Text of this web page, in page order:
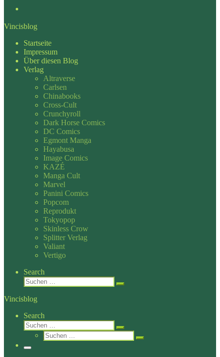
Vincisblog
Startseite
Impressum
Über diesen Blog
Verlag
Altraverse
Carlsen
Chinabooks
Cross-Cult
Crunchyroll
Dark Horse Comics
DC Comics
Egmont Manga
Hayabusa
Image Comics
KAZÉ
Manga Cult
Marvel
Panini Comics
Popcom
Reprodukt
Tokyopop
Skinless Crow
Splitter Verlag
Valiant
Vertigo
Search
Suche
Suchen …
Vincisblog
Search
Suche
Suchen …
Suche
Suchen …
Menü